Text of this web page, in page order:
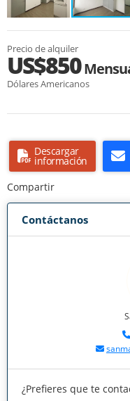
Precio de alquiler
US$850
Dólares Americanos
Descargar
información
Compartir
Contáctanos
¿Prefieres que te